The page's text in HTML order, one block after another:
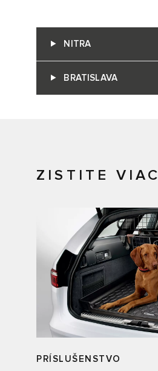
NITRA
BRATISLAVA
ZISTITE VIAC
PRÍSLUŠENSTVO